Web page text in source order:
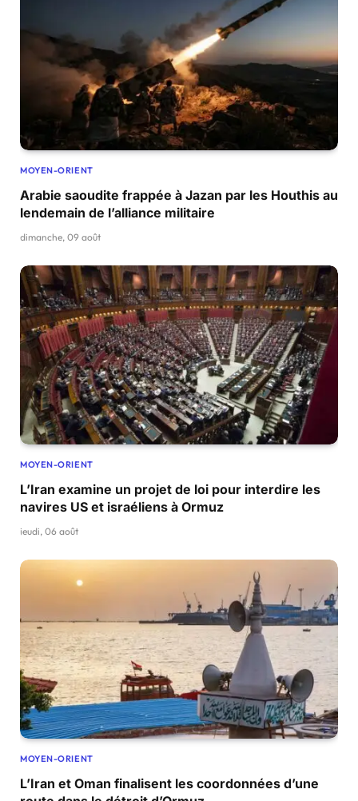
MOYEN-ORIENT
Arabie saoudite frappée à Jazan par les Houthis au
lendemain de l’alliance militaire
dimanche, 09 août
MOYEN-ORIENT
L’Iran examine un projet de loi pour interdire les
navires US et israéliens à Ormuz
jeudi, 06 août
MOYEN-ORIENT
L’Iran et Oman finalisent les coordonnées d’une